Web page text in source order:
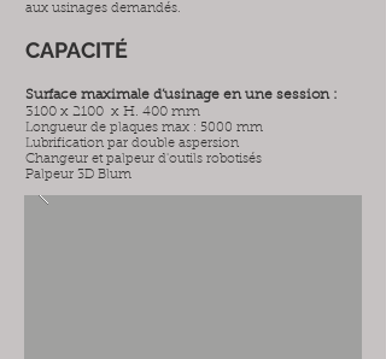
aux usinages demandés.
CAPACITÉ
Surface maximale d’usinage en une session :
3100 x 2100 x H. 400 mm
Longueur de plaques max : 5000 mm
Lubrification par double aspersion
Changeur et palpeur d'outils robotisés
Palpeur 3D Blum